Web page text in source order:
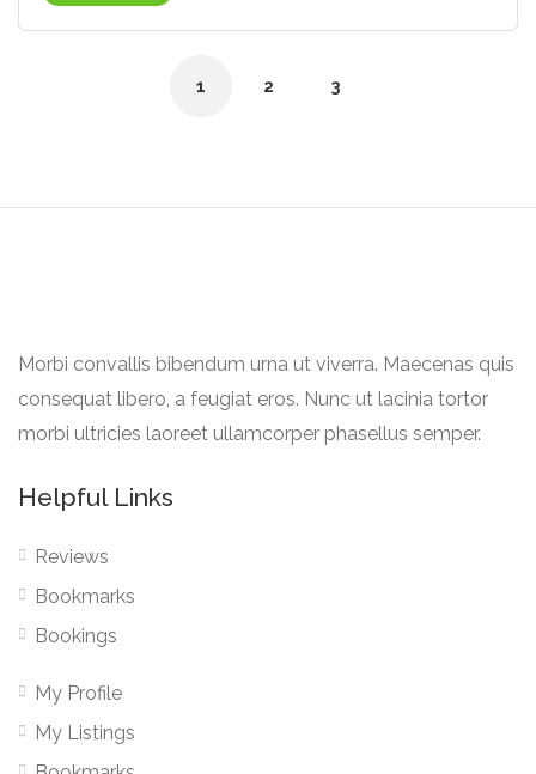
1 2 3
Morbi convallis bibendum urna ut viverra. Maecenas quis
consequat libero, a feugiat eros. Nunc ut lacinia tortor
morbi ultricies laoreet ullamcorper phasellus semper.
Helpful Links
Reviews
Bookmarks
Bookings
My Profile
My Listings